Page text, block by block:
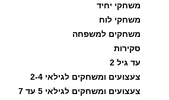
משחקי יחיד
משחקי לוח
משחקים למשפחה
סקירות
עד גיל 2
צעצועים ומשחקים לגילאי 2-4
צעצועים ומשחקים לגילאי 5 עד 7